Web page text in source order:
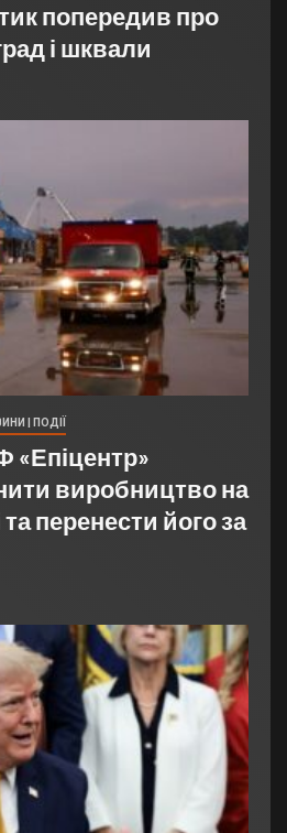
попередив про
і шквали
| ПОДІЇ
«Епіцентр»
виробництво на
перенести його за